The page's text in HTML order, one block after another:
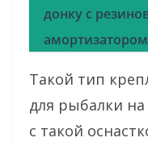
донку с
Такой тип
для рыбалки
с такой